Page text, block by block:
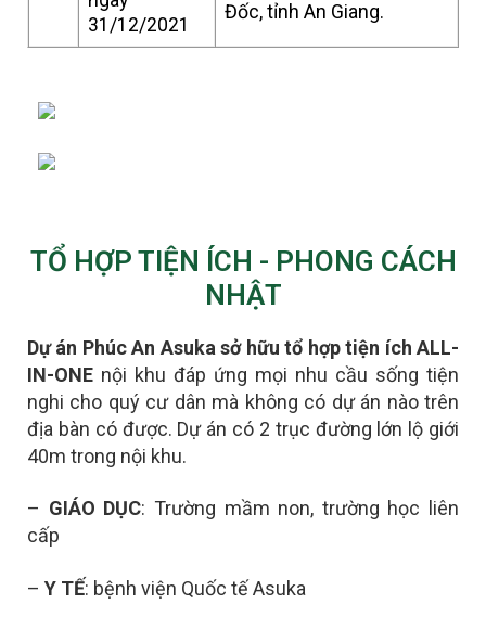
31/12/2021
Đốc, tỉnh An Giang.
TỔ HỢP TIỆN ÍCH - PHONG CÁCH
NHẬT
Dự án Phúc An Asuka sở hữu tổ hợp tiện ích ALL-
IN-ONE nội khu đáp ứng mọi nhu cầu sống tiện
nghi cho quý cư dân mà không có dự án nào trên
địa bàn có được. Dự án có 2 trục đường lớn lộ giới
40m trong nội khu.
– GIÁO DỤC: Trường mầm non, trường học liên
cấp
– Y TẾ: bệnh viện Quốc tế Asuka